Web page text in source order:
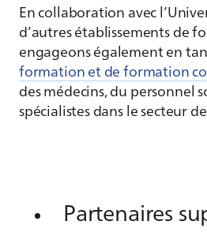
En collaboration avec
d’autres établissements de
engageons également en
formation et de formation
des médecins, du personnel
spécialistes dans le secteur
Partenaires